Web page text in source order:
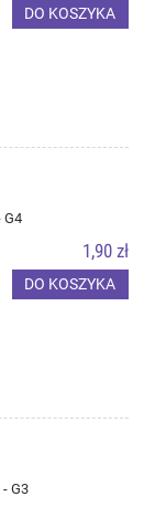
DO KOSZYKA
G4
1,90 zł
DO KOSZYKA
- G3